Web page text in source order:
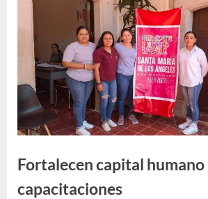
e
F
o
r
m
a
c
ó
Fortalecen capital
capacitaciones